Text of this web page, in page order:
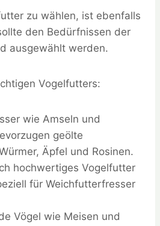
zu wählen, ist ebenfalls
den Bedürfnissen der
ausgewählt werden.
Vogelfutters:
wie Amseln und
geölte
Äpfel und Rosinen.
hochwertiges Vogelfutter
für Weichfutterfresser
Vögel wie Meisen und